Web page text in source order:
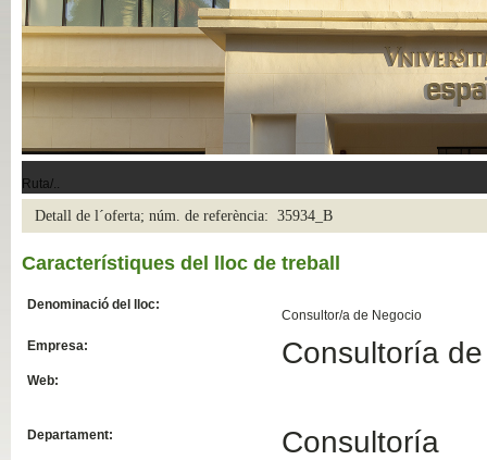
Ruta/..
Detall de l´oferta; núm. de referència: 35934_B
Característiques del lloc de treball
Denominació del lloc:
Consultor/a de Negocio
Empresa:
Consultoría
Web:
Departament: Consultoría